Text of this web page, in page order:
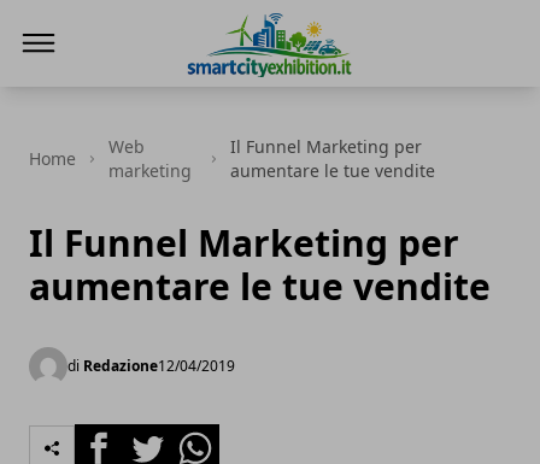
Home
Web
marketing
Il Funnel Marketing per
aumentare le tue vendite
Il Funnel Marketing per
aumentare le tue vendite
di Redazione12/04/2019
FacebookTwitterWhatsapp